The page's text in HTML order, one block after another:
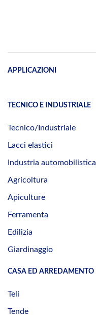
APPLICAZIONI
TECNICO E INDUSTRIALE
Tecnico/Industriale
Lacci elastici
Industria automobilistica
Agricoltura
Apiculture
Ferramenta
Edilizia
Giardinaggio
CASA ED ARREDAMENTO
Teli
Tende